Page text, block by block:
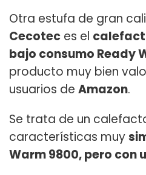
Otra estufa de gran
Cecotec es el
bajo consumo Ready
producto muy bien
usuarios de Amazon.
Se trata de un
características muy
Warm 9800, pero con